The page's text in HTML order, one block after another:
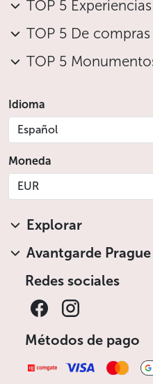
TOP 5
TOP 5 De compras
TOP 5
Idioma
Español
Moneda
EUR
Explorar
Avantgarde Prague
Redes sociales
Métodos de pago